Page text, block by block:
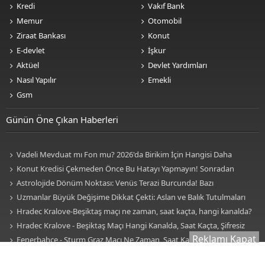
Kredi
Memur
Ziraat Bankası
E-devlet
Aktüel
Nasıl Yapılır
Gsm
Vakıf Bank
Otomobil
Konut
İşkur
Devlet Yardımları
Emekli
Günün Öne Çıkan Haberleri
Vadeli Mevduat mı Fon mu? 2026'da Birikim İçin Hangisi Daha
Avantajlı? Nelere Dikkat Edilmeli?
Konut Kredisi Çekmeden Önce Bu Hatayı Yapmayın! Sonradan
Pişman Olabilirsiniz
Astrolojide Dönüm Noktası: Venüs Terazi Burcunda! Bazı
Sektörlerde Dengeler Değişecek...
Uzmanlar Büyük Değişime Dikkat Çekti: Aslan ve Balık Tutulmaları
Neleri Değiştirecek?
Hradec Kralove-Beşiktaş maçı ne zaman, saat kaçta, hangi kanalda?
BJK Avrupa Ligi maçı şifresiz kanalda mı? Hradec Kralove-Beşiktaş maçı
şifresiz, HD canlı yayın
Hradec Kralove - Beşiktaş Maçı Hangi Kanalda, Saat Kaçta, Şifresiz
Mi? Avrupa Ligi 3. Ön Eleme Maçı Muhtemel 11'ler... Hradec Kralove-
Fenerbahçe - Sturm Graz Maçı Ne Zaman, Saat Kaçta, HangiReklamı Kapat